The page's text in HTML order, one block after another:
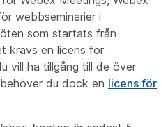
webbseminarier i
som startats från
krävs en licens för
vill ha tillgång till de över
du dock en licens för